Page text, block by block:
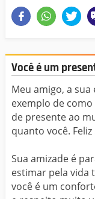
Você é um
Meu amigo, a
exemplo de
de presente ao
quanto você.
Sua amizade é
estimar pela vida
você é um